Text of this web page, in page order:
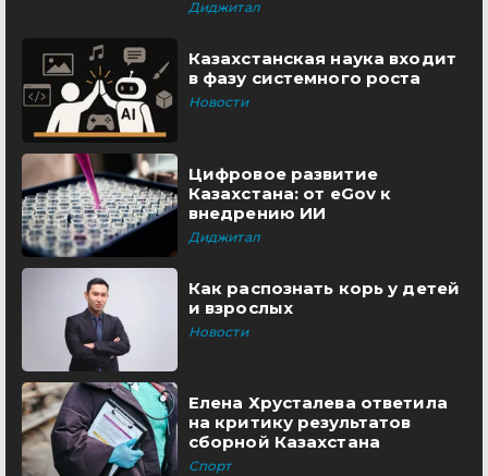
Диджитал
Казахстанская наука входит
в фазу системного роста
Новости
Цифровое развитие
Казахстана: от eGov к
внедрению ИИ
Диджитал
Как распознать корь у детей
и взрослых
Новости
Елена Хрусталева ответила
на критику результатов
сборной Казахстана
Спорт